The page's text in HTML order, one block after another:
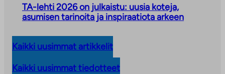
TA-lehti 2026 on julkaistu: uusia koteja,
asumisen tarinoita ja inspiraatiota arkeen
Kaikki uusimmat artikkelit
Kaikki uusimmat tiedotteet